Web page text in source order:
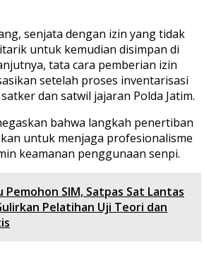
senjata dengan izin yang tidak
untuk kemudian disimpan di
tata cara pemberian izin
setelah proses inventarisasi
dan satwil jajaran Polda Jatim.
bahwa langkah penertiban
untuk menjaga profesionalisme
keamanan penggunaan senpi.
Pemohon SIM, Satpas Sat Lantas
Pelatihan Uji Teori dan